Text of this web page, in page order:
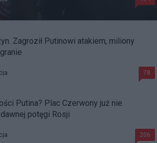
Zagroził Putinowi atakiem, miliony
78
Putina? Plac Czerwony już nie
potęgi Rosji
206